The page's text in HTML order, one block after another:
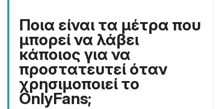
Ποια είναι τα μέτρα που
μπορεί να λάβει
κάποιος για να
προστατευτεί όταν
χρησιμοποιεί το
OnlyFans;